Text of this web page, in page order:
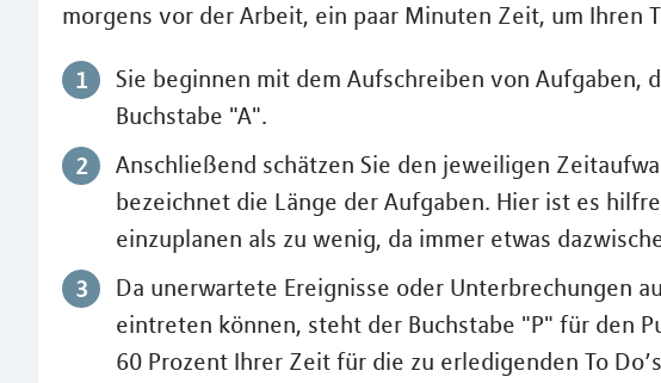
morgens vor der Arbeit, ein paar Minuten Zeit, um Ihren
Sie beginnen mit dem Aufschreiben von Aufgaben,
Buchstabe "A".
Anschließend schätzen Sie den jeweiligen
bezeichnet die Länge der Aufgaben. Hier ist es
einzuplanen als zu wenig, da immer etwas
Da unerwartete Ereignisse oder Unterbrechungen
eintreten können, steht der Buchstabe "P" für den
60 Prozent Ihrer Zeit für die zu erledigenden To